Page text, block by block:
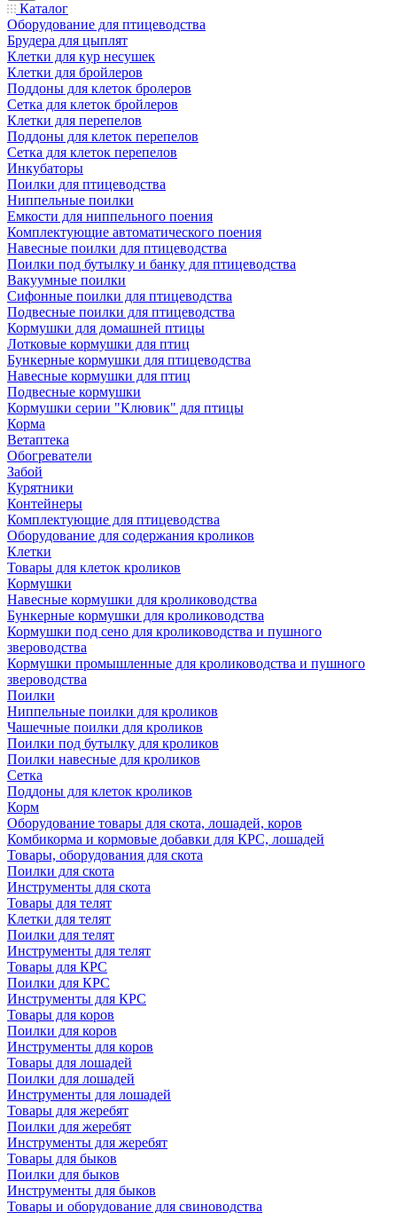
Каталог
Оборудование для птицеводства
Брудера для цыплят
Клетки для кур несушек
Клетки для бройлеров
Поддоны для клеток бролеров
Сетка для клеток бройлеров
Клетки для перепелов
Поддоны для клеток перепелов
Сетка для клеток перепелов
Инкубаторы
Поилки для птицеводства
Ниппельные поилки
Емкости для ниппельного поения
Комплектующие автоматического поения
Навесные поилки для птицеводства
Поилки под бутылку и банку для птицеводства
Вакуумные поилки
Сифонные поилки для птицеводства
Подвесные поилки для птицеводства
Кормушки для домашней птицы
Лотковые кормушки для птиц
Бункерные кормушки для птицеводства
Навесные кормушки для птиц
Подвесные кормушки
Кормушки серии "Клювик" для птицы
Корма
Ветаптека
Обогреватели
Забой
Курятники
Контейнеры
Комплектующие для птицеводства
Оборудование для содержания кроликов
Клетки
Товары для клеток кроликов
Кормушки
Навесные кормушки для кролиководства
Бункерные кормушки для кролиководства
Кормушки под сено для кролиководства и пушного
звероводства
Кормушки промышленные для кролиководства и пушного
звероводства
Поилки
Ниппельные поилки для кроликов
Чашечные поилки для кроликов
Поилки под бутылку для кроликов
Поилки навесные для кроликов
Сетка
Поддоны для клеток кроликов
Корм
Оборудование товары для скота, лошадей, коров
Комбикорма и кормовые добавки для КРС, лошадей
Товары, оборудования для скота
Поилки для скота
Инструменты для скота
Товары для телят
Клетки для телят
Поилки для телят
Инструменты для телят
Товары для КРС
Поилки для КРС
Инструменты для КРС
Товары для коров
Поилки для коров
Инструменты для коров
Товары для лошадей
Поилки для лошадей
Инструменты для лошадей
Товары для жеребят
Поилки для жеребят
Инструменты для жеребят
Товары для быков
Поилки для быков
Инструменты для быков
Товары и оборудование для свиноводства